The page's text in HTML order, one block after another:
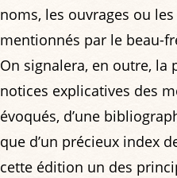
noms, les ouvrages ou
mentionnés par le beau-
On signalera, en outre, la
notices explicatives des
évoqués, d’une
que d’un précieux index
cette édition un des